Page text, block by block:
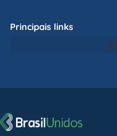
Principais links